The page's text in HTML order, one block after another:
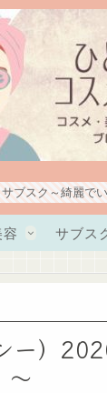
ブスク～綺麗
サブス
ー）
～